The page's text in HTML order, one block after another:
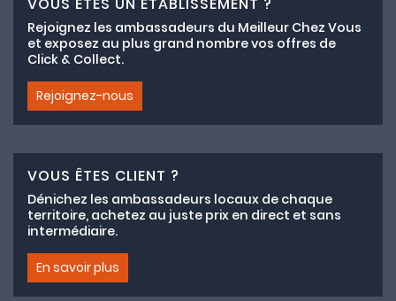
Rejoignez les ambassadeurs du Meilleur Chez Vous
et exposez au plus grand nombre vos offres de
Click & Collect.
Rejoignez-nous
VOUS ÊTES CLIENT ?
Dénichez les ambassadeurs locaux de chaque
territoire, achetez au juste prix en direct et sans
intermédiaire.
En savoir plus